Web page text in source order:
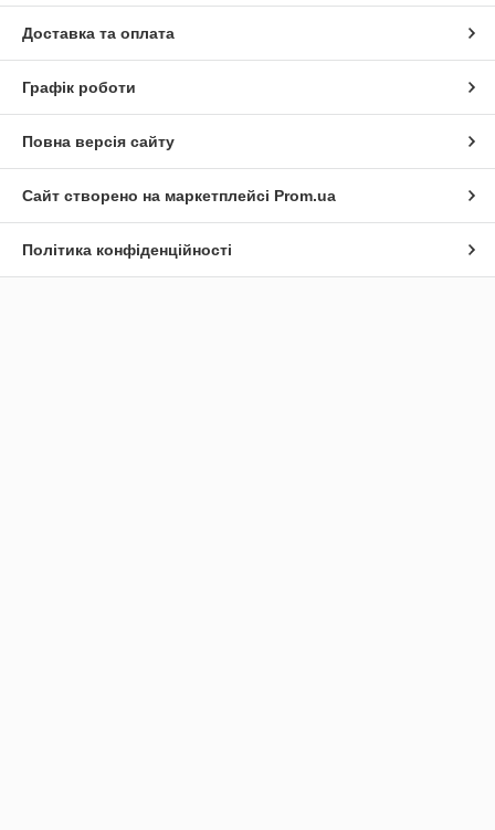
Доставка та оплата
Графік роботи
Повна версія сайту
Сайт створено на маркетплейсі Prom.ua
Політика конфіденційності